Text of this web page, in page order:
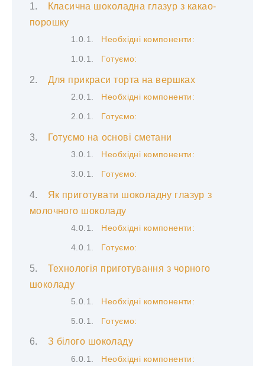
Класична шоколадна глазур з какао-
порошку
Необхідні компоненти:
Готуємо:
Для прикраси торта на вершках
Необхідні компоненти:
Готуємо:
Готуємо на основі сметани
Необхідні компоненти:
Готуємо:
Як приготувати шоколадну глазур з
молочного шоколаду
Необхідні компоненти:
Готуємо:
Технологія приготування з чорного
шоколаду
Необхідні компоненти:
Готуємо:
З білого шоколаду
Необхідні компоненти: